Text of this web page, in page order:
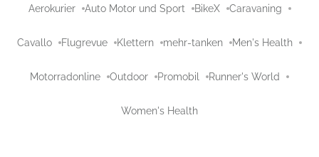
Aerokurier Auto Motor und Sport BikeX Caravaning
Cavallo Flugrevue Klettern mehr-tanken Men's Health
Motorradonline Outdoor Promobil Runner's World
Women's Health